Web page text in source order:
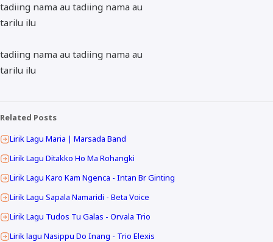
tadiing nama au tadiing nama au
tarilu ilu
tadiing nama au tadiing nama au
tarilu ilu
Related Posts
Lirik Lagu Maria | Marsada Band
Lirik Lagu Ditakko Ho Ma Rohangki
Lirik Lagu Karo Kam Ngenca - Intan Br Ginting
Lirik Lagu Sapala Namaridi - Beta Voice
Lirik Lagu Tudos Tu Galas - Orvala Trio
Lirik lagu Nasippu Do Inang - Trio Elexis